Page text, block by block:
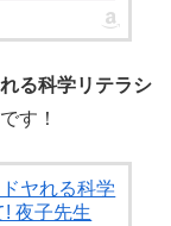
る科学リテラシ
す！
ヤれる科学
! 夜子先生